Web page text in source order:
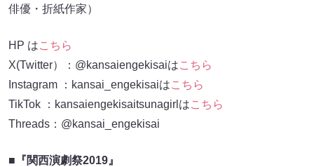
俳優・折紙作家）
HP はこちら
X(Twitter）：@kansaiengekisaiはこちら
Instagram ：kansai_engekisaiはこちら
TikTok ：kansaiengekisaitsunagirlはこちら
Threads：@kansai_engekisai
■『関西演劇祭2019』